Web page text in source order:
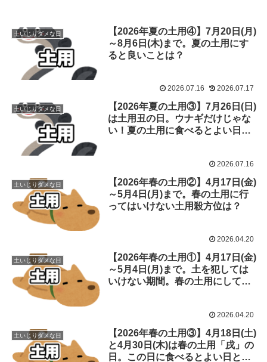
土いじりダメな日
【2026年夏の土用④】7月20日(月)
～8月6日(木)まで。夏の土用にす
ると良いことは？
2026.07.16 2026.07.17
土いじりダメな日
【2026年夏の土用③】7月26日(日)
は土用丑の日。ウナギだけじゃな
い！夏の土用に食べるとよい日と
2026.07.16
土いじりダメな日
【2026年春の土用②】4月17日(金)
～5月4日(月)まで。春の土用に行
ってはいけない土用殺方位は？
2026.04.20
土いじりダメな日
【2026年春の土用①】4月17日(金)
～5月4日(月)まで。土を犯しては
いけない期間。春の土用にしては
2026.04.20
土いじりダメな日
【2026年春の土用③】4月18日(土)
と4月30日(木)は春の土用「戌」の
日。この日に食べるとよい日と食